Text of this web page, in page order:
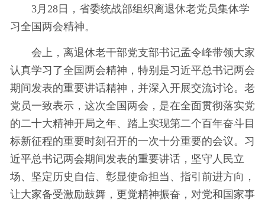
3月28日，省委统战部组织离退休老党员集体学
习 全国两会精神。
会上，离退休老干部党支部书记孟令峰带领大家
认真学习 了全国两会精神 ，特别是习 近平总书记两会
期间发表的重要讲话精神 ，并深入开展交流讨论。老
党员一致表示，这次全国两会，是在全面贯彻落实党
的二十大精神开局之年、踏上实现第二个百年奋斗目
标新征程的重要时刻召开的一次十分重要的会议。 习
近平总书记两会期间发表的重要讲话，坚守人民立
场、坚定历史自信、彰显使命担当、指引前进方向，
让大家备受激励鼓舞，更觉精神振奋，对党和国家事